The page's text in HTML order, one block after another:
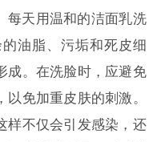
每天用温和的洁面乳洗
油脂、污垢和死皮细
成。在洗脸时，应避免
免加重皮肤的刺激。
样不仅会引发感染，还